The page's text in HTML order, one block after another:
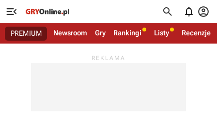
   
PREMIUM Newsroom Gry Rankingi Listy Recenzje